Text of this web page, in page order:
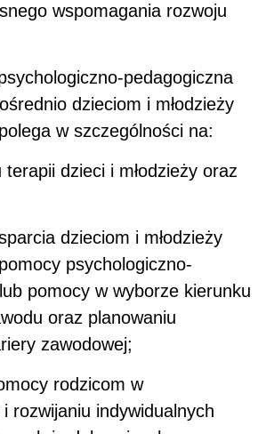
wspomagania rozwoju
pedagogiczna
dzieciom i młodzieży
w szczególności na:
dzieci i młodzieży oraz
dzieciom i młodzieży
psychologiczno-
pomocy w wyborze kierunku
oraz planowaniu
zawodowej;
rodzicom w
rozwijaniu indywidualnych